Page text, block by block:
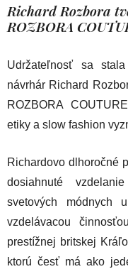
Richard Rozbora
ROZBORA
Udržateľnosť sa
návrhár Richard
ROZBORA
etiky a slow fashion
Richardovo dlhoročné
dosiahnuté
svetových módnych
vzdelávacou
prestížnej britskej
ktorú česť má ako